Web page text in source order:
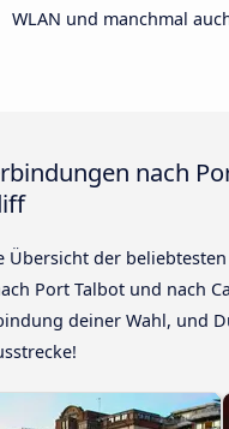
WLAN und manchmal
nach
Übersicht der beliebtesten
Port Talbot und nach
deiner Wahl, und